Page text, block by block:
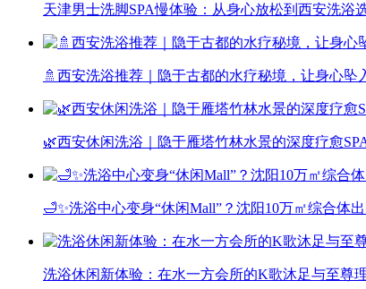
天津男士洗脚SPA慢体验：从身心放松到西安洗浴
🚿西安洗浴推荐｜隐于古都的水疗秘境，让身心坠
🌿西安休闲洗浴｜隐于雁塔竹林水景的深度疗愈
🛁✨洗浴中心变身“休闲Mall”？沈阳10万㎡综合体
洗浴休闲新体验：在水一方会所的K歌沐足与至尊